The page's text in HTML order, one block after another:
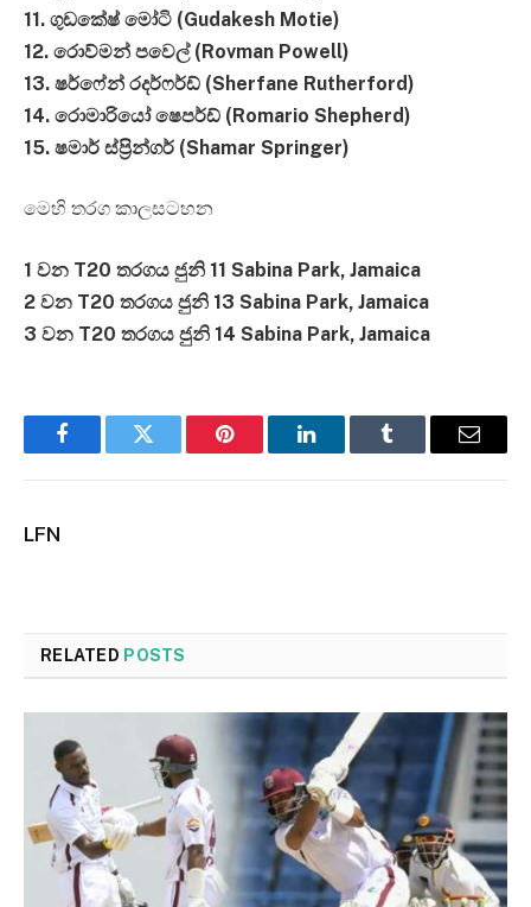
11. ගුඩකේෂ් මෝටි (Gudakesh Motie)
12. රොව්මන් පවෙල් (Rovman Powell)
13. ෂර්ෆේන් රදර්ෆර්ඩ් (Sherfane Rutherford)
14. රොමාරියෝ ෂෙපර්ඩ් (Romario Shepherd)
15. ෂමාර් ස්ප්‍රින්ගර් (Shamar Springer)
මෙහි තරග කාලසටහන
1 වන T20 තරගය ජුනි 11 Sabina Park, Jamaica
2 වන T20 තරගය ජුනි 13 Sabina Park, Jamaica
3 වන T20 තරගය ජුනි 14 Sabina Park, Jamaica
FacebookTwitter Pinterest LinkedInTumblr Email
LFN
RELATED POSTS